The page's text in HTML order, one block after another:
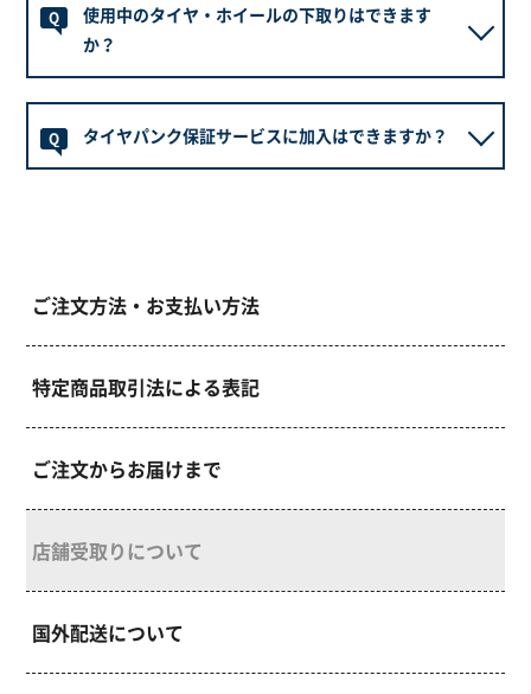
【ポイントの貯め方(店舗受取ご注文の場合)】
その他の配送方法と同様に、ポイント付与の対象とな
ります。
トの付与にフジ公式アプリへのご登録が必要になりま
す。
い。
ネットショッピングにてご決済時、ご利用いただけま
能でございます。
ネットショッピングでご注文・ご決済いただいた内容
※ｄポイントをご利用(使う/貯める)される場合、フジ
ポイントのご利用(使う/貯める)はできません。
Q
使用中のタイヤ・ホイールの下取りはできます
か？
ネットショッピングからのご注文の場合はお受付出来
ません。
下取りご希望のお客様は直接店舗へご来店いただき、
Q タイヤパンク保証サービスに加入はできますか？
ご注文方法・お支払い方法
特定商品取引法による表記
ご注文からお届けまで
店舗受取りについて
国外配送について